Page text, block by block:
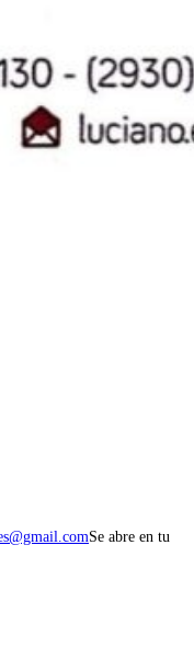
Se abre en tu